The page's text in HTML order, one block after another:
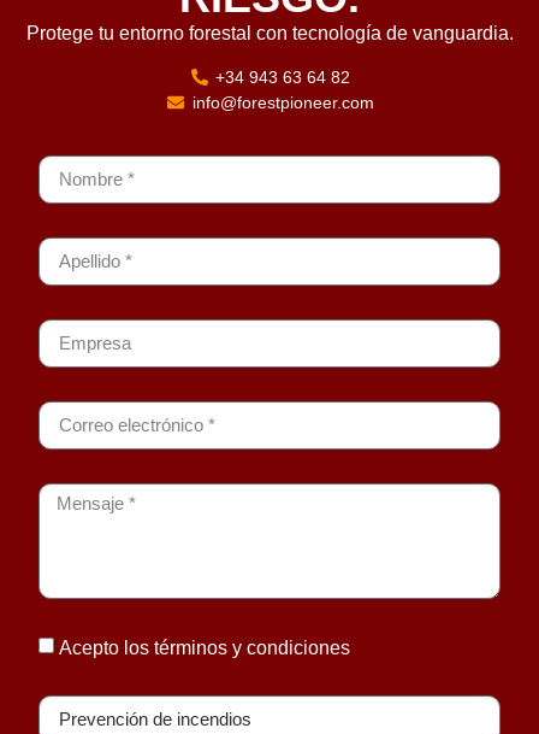
Protege tu entorno forestal con tecnología de vanguardia.
+34 943 63 64 82
info@forestpioneer.com
Acepto los términos y condiciones